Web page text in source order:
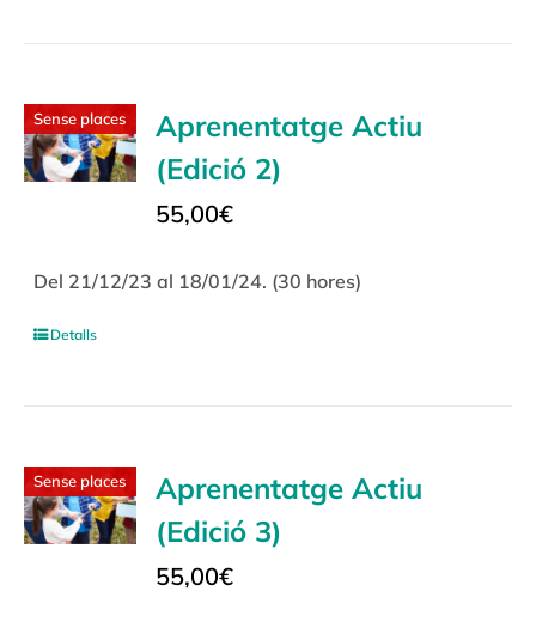
Sense places
Aprenentatge Actiu
(Edició 2)
55,00€
Del 21/12/23 al 18/01/24. (30 hores)
Detalls
Sense places
Aprenentatge Actiu
(Edició 3)
55,00€